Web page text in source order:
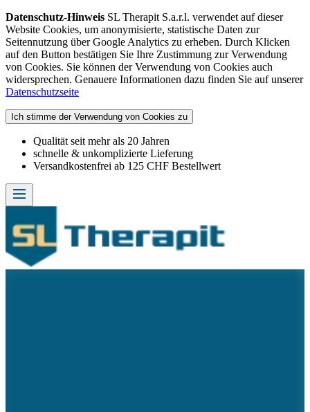
Datenschutz-Hinweis SL Therapit S.a.r.l. verwendet auf dieser
Website Cookies, um anonymisierte, statistische Daten zur
Seitennutzung über Google Analytics zu erheben. Durch Klicken
auf den Button bestätigen Sie Ihre Zustimmung zur Verwendung
von Cookies. Sie können der Verwendung von Cookies auch
widersprechen. Genauere Informationen dazu finden Sie auf unserer
Datenschutzseite
Ich stimme der Verwendung von Cookies zu
Qualität seit mehr als 20 Jahren
schnelle & unkomplizierte Lieferung
Versandkostenfrei ab 125 CHF Bestellwert